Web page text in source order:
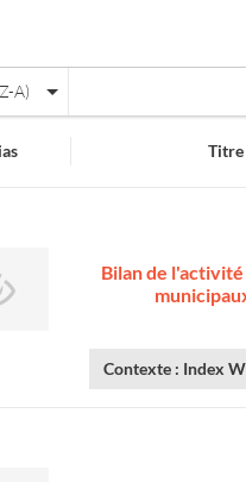
A)
Titre
Bilan de
Contexte : Index W